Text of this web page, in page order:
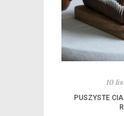
10
PUSZYSTE